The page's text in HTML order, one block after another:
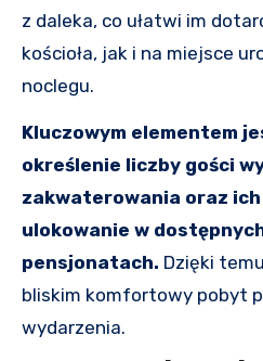
z daleka, co ułatwi im
kościoła, jak i na miejsce
noclegu.
Kluczowym elementem
określenie liczby gości
zakwaterowania oraz
ulokowanie w
pensjonatach. Dzięki
bliskim komfortowy pobyt
wydarzenia.